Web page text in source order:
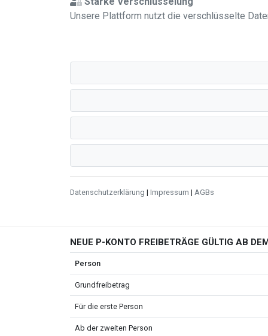
Unsere Plattform nutzt die verschlüsselte
Datenschutzerklärung | Impressum | AGBs
NEUE P-KONTO FREIBETRÄGE GÜLTIG AB
Person
Grundfreibetrag
Für die erste Person
Ab der zweiten Person